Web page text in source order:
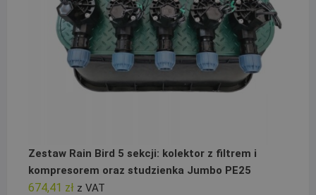
Zestaw Rain Bird 5 sekcji: kolektor z filtrem i
kompresorem oraz studzienka Jumbo PE25
674,41 zł z VAT